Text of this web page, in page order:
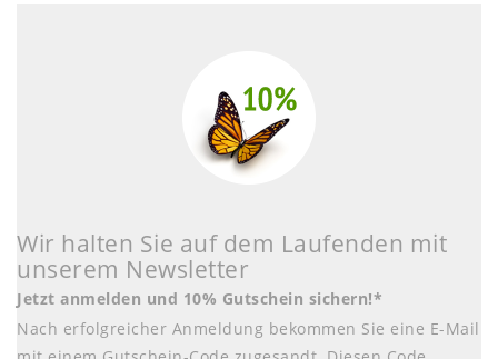
Wir halten Sie auf dem Laufenden mit
unserem Newsletter
Jetzt anmelden und 10% Gutschein sichern!*
Nach erfolgreicher Anmeldung bekommen Sie eine E-Mail